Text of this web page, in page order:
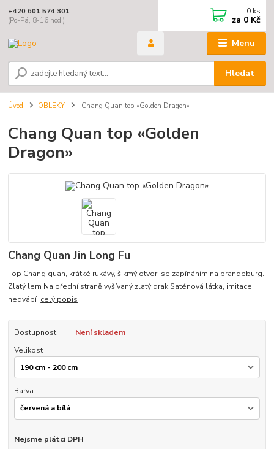
Menu
Hledat
+420 601 574 301
(Po-Pá, 8-16 hod.)
0 ks
za 0 Kč
Úvod OBLEKY Chang Quan top «Golden Dragon»
Chang Quan top «Golden
Dragon»
Chang Quan Jin Long Fu
Top Chang quan, krátké rukávy, šikmý otvor, se zapínáním na brandeburg.
Zlatý lem Na přední straně vyšívaný zlatý drak Saténová látka, imitace
hedvábí celý popis
Dostupnost
Není skladem
Velikost
Barva
Nejsme plátci DPH